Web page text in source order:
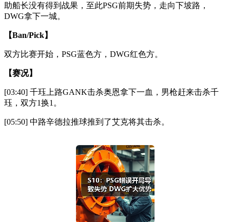
助船长没有得到战果，至此PSG前期失势，走向下坡路，
DWG拿下一城。
【Ban/Pick】
双方比赛开始，PSG蓝色方，DWG红色方。
【赛况】
[03:40] 千珏上路GANK击杀奥恩拿下一血，男枪赶来击杀千
珏，双方1换1。
[05:50] 中路辛德拉推球推到了艾克将其击杀。